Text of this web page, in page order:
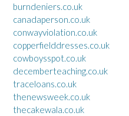
burndeniers.co.uk
canadaperson.co.uk
conwayviolation.co.uk
copperfielddresses.co.uk
cowboysspot.co.uk
decemberteaching.co.uk
traceloans.co.uk
thenewsweek.co.uk
thecakewala.co.uk